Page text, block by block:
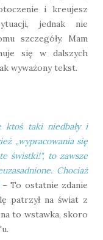
i kreujesz
jednak nie
szczegóły. Mam
się w dalszych
wyważony tekst.
ktoś taki niedbały i
„wypracowania się
świstki!", to zawsze
Chociaż
To ostatnie zdanie
patrzył na świat z
to wstawka, skoro